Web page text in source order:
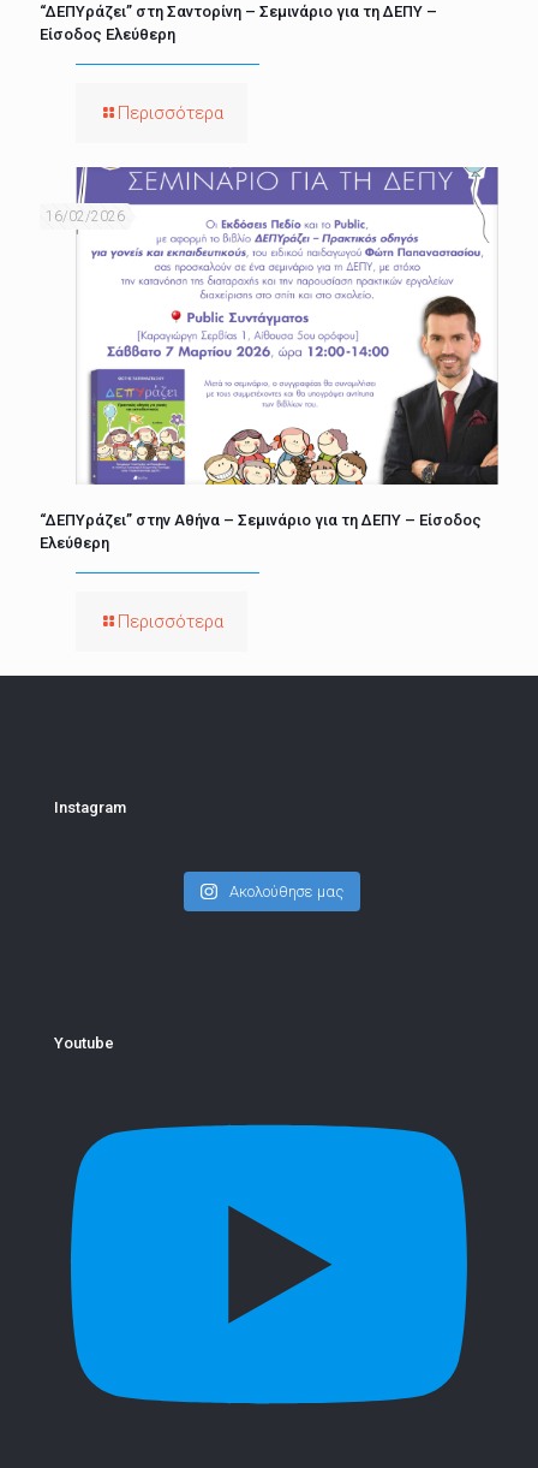
“ΔΕΠΥράζει” στη Σαντορίνη – Σεμινάριο για τη ΔΕΠΥ –
Είσοδος Ελεύθερη
Περισσότερα
16/02/2026
“ΔΕΠΥράζει” στην Αθήνα – Σεμινάριο για τη ΔΕΠΥ – Είσοδος
Ελεύθερη
Περισσότερα
Instagram
Ακολούθησε μας
Youtube